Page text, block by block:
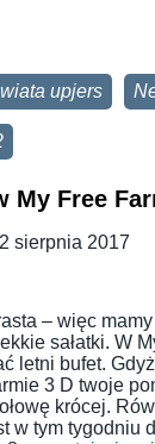
upjers
My Free
2 sierpnia 2017
– więc
sałatki. W
letni bufet.
3 D twoje
krócej.
w tym tygodniu